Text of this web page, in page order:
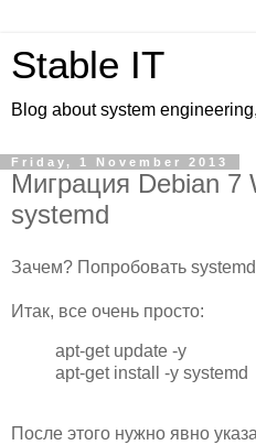
Stable IT
Blog about system
Friday, 1 November 2013
Миграция Debian 7
systemd
Зачем? Попробовать
Итак, все очень просто:
apt-get update -y
apt-get install -y systemd
После этого нужно явно